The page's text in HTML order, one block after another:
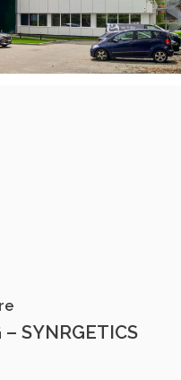
SYNRGETICS